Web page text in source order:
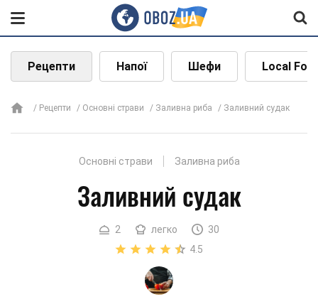
Рецепти Напої Шефи Local
Рецепти Основні страви Заливна риба Заливний судак
Основні страви Заливна риба
Заливний судак
2 легко
30
4.5